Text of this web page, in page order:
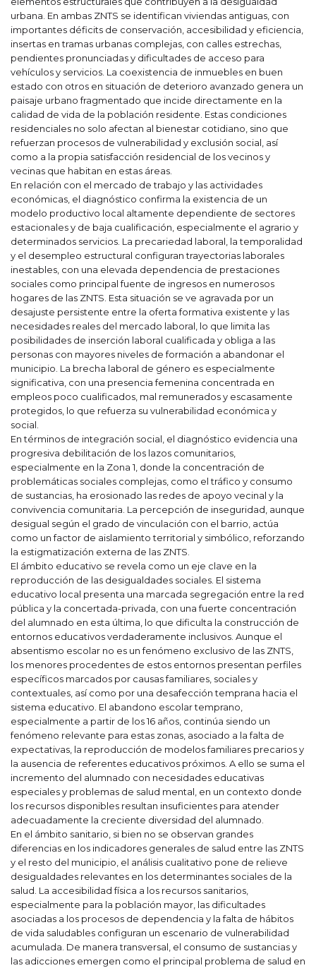
urbana. En ambas ZNTS se identifican viviendas antiguas, con
importantes déficits de conservación, accesibilidad y eficiencia,
insertas en tramas urbanas complejas, con calles estrechas,
pendientes pronunciadas y dificultades de acceso para
vehículos y servicios. La coexistencia de inmuebles en buen
estado con otros en situación de deterioro avanzado genera un
paisaje urbano fragmentado que incide directamente en la
calidad de vida de la población residente. Estas condiciones
residenciales no solo afectan al bienestar cotidiano, sino que
refuerzan procesos de vulnerabilidad y exclusión social, así
como a la propia satisfacción residencial de los vecinos y
vecinas que habitan en estas áreas.
En relación con el mercado de trabajo y las actividades
económicas, el diagnóstico confirma la existencia de un
modelo productivo local altamente dependiente de sectores
estacionales y de baja cualificación, especialmente el agrario y
determinados servicios. La precariedad laboral, la temporalidad
y el desempleo estructural configuran trayectorias laborales
inestables, con una elevada dependencia de prestaciones
sociales como principal fuente de ingresos en numerosos
hogares de las ZNTS. Esta situación se ve agravada por un
desajuste persistente entre la oferta formativa existente y las
necesidades reales del mercado laboral, lo que limita las
posibilidades de inserción laboral cualificada y obliga a las
personas con mayores niveles de formación a abandonar el
municipio. La brecha laboral de género es especialmente
significativa, con una presencia femenina concentrada en
empleos poco cualificados, mal remunerados y escasamente
protegidos, lo que refuerza su vulnerabilidad económica y
social.
En términos de integración social, el diagnóstico evidencia una
progresiva debilitación de los lazos comunitarios,
especialmente en la Zona 1, donde la concentración de
problemáticas sociales complejas, como el tráfico y consumo
de sustancias, ha erosionado las redes de apoyo vecinal y la
convivencia comunitaria. La percepción de inseguridad, aunque
desigual según el grado de vinculación con el barrio, actúa
como un factor de aislamiento territorial y simbólico, reforzando
la estigmatización externa de las ZNTS.
El ámbito educativo se revela como un eje clave en la
reproducción de las desigualdades sociales. El sistema
educativo local presenta una marcada segregación entre la red
pública y la concertada-privada, con una fuerte concentración
del alumnado en esta última, lo que dificulta la construcción de
entornos educativos verdaderamente inclusivos. Aunque el
absentismo escolar no es un fenómeno exclusivo de las ZNTS,
los menores procedentes de estos entornos presentan perfiles
específicos marcados por causas familiares, sociales y
contextuales, así como por una desafección temprana hacia el
sistema educativo. El abandono escolar temprano,
especialmente a partir de los 16 años, continúa siendo un
fenómeno relevante para estas zonas, asociado a la falta de
expectativas, la reproducción de modelos familiares precarios y
la ausencia de referentes educativos próximos. A ello se suma el
incremento del alumnado con necesidades educativas
especiales y problemas de salud mental, en un contexto donde
los recursos disponibles resultan insuficientes para atender
adecuadamente la creciente diversidad del alumnado.
En el ámbito sanitario, si bien no se observan grandes
diferencias en los indicadores generales de salud entre las ZNTS
y el resto del municipio, el análisis cualitativo pone de relieve
desigualdades relevantes en los determinantes sociales de la
salud. La accesibilidad física a los recursos sanitarios,
especialmente para la población mayor, las dificultades
asociadas a los procesos de dependencia y la falta de hábitos
de vida saludables configuran un escenario de vulnerabilidad
acumulada. De manera transversal, el consumo de sustancias y
las adicciones emergen como el principal problema de salud en